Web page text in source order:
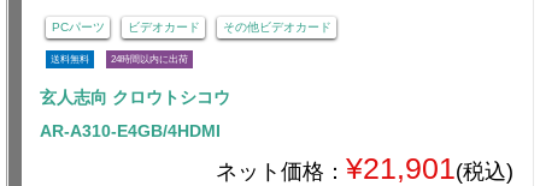
PCパーツ ビデオカード その他ビデオカード
送料無料 24時間以内に出荷
玄人志向 クロウトシコウ
AR-A310-E4GB/4HDMI
ネット価格： ¥21,901 (税込)